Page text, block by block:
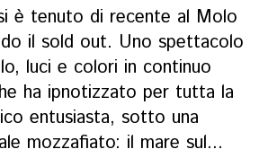
è tenuto di recente al Molo
il sold out. Uno spettacolo
luci e colori in continuo
ha ipnotizzato per tutta la
entusiasta, sotto una
mozzafiato: il mare sul...